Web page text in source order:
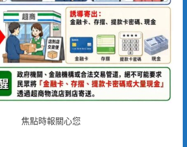
焦點時報關心您